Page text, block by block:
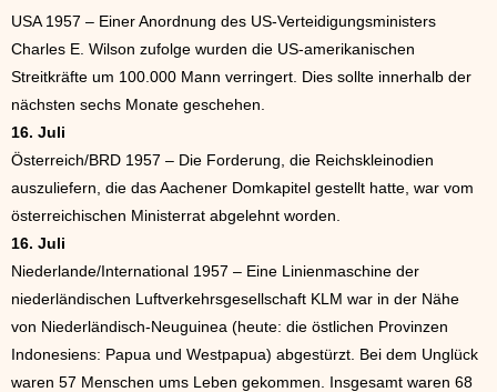
USA 1957 – Einer Anordnung des US-Verteidigungsministers
Charles E. Wilson zufolge wurden die US-amerikanischen
Streitkräfte um 100.000 Mann verringert. Dies sollte innerhalb der
nächsten sechs Monate geschehen.
16. Juli
Österreich/BRD 1957 – Die Forderung, die Reichskleinodien
auszuliefern, die das Aachener Domkapitel gestellt hatte, war vom
österreichischen Ministerrat abgelehnt worden.
16. Juli
Niederlande/International 1957 – Eine Linienmaschine der
niederländischen Luftverkehrsgesellschaft KLM war in der Nähe
von Niederländisch-Neuguinea (heute: die östlichen Provinzen
Indonesiens: Papua und Westpapua) abgestürzt. Bei dem Unglück
waren 57 Menschen ums Leben gekommen. Insgesamt waren 68